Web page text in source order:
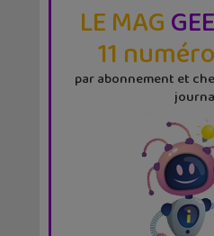
LE MAG
11
par abonnement et